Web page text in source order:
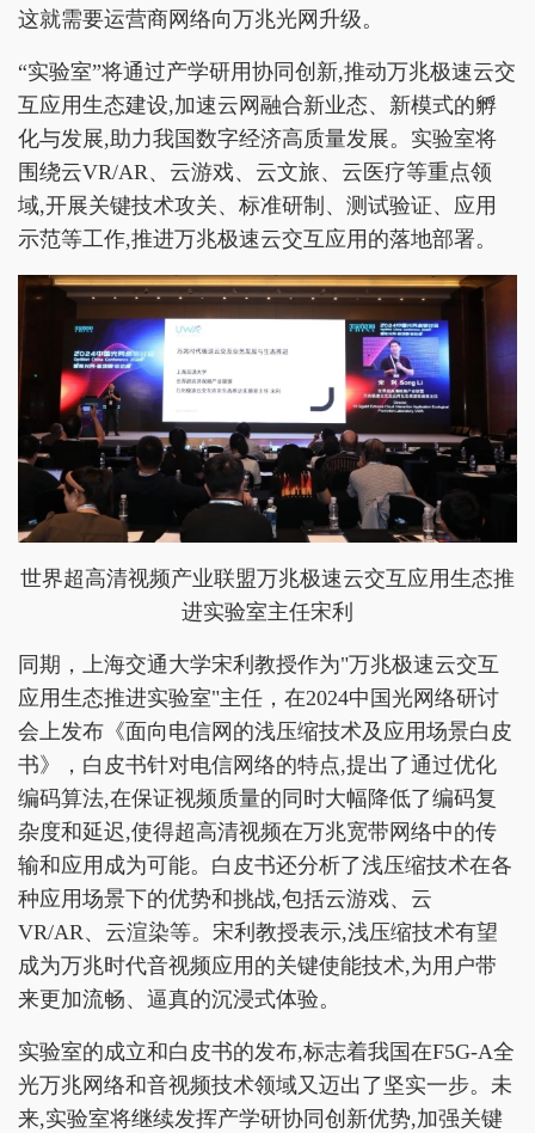
这就需要运营商网络向万兆光网升级。
“实验室”将通过产学研用协同创新,推动万兆极速云交
互应用生态建设,加速云网融合新业态、新模式的孵
化与发展,助力我国数字经济高质量发展。实验室将
围绕云VR/AR、云游戏、云文旅、云医疗等重点领
域,开展关键技术攻关、标准研制、测试验证、应用
示范等工作,推进万兆极速云交互应用的落地部署。
世界超高清视频产业联盟万兆极速云交互应用生态推
进实验室主任宋利
同期，上海交通大学宋利教授作为"万兆极速云交互
应用生态推进实验室"主任，在2024中国光网络研讨
会上发布《面向电信网的浅压缩技术及应用场景白皮
书》，白皮书针对电信网络的特点,提出了通过优化
编码算法,在保证视频质量的同时大幅降低了编码复
杂度和延迟,使得超高清视频在万兆宽带网络中的传
输和应用成为可能。白皮书还分析了浅压缩技术在各
种应用场景下的优势和挑战,包括云游戏、云
VR/AR、云渲染等。宋利教授表示,浅压缩技术有望
成为万兆时代音视频应用的关键使能技术,为用户带
来更加流畅、逼真的沉浸式体验。
实验室的成立和白皮书的发布,标志着我国在F5G-A全
光万兆网络和音视频技术领域又迈出了坚实一步。未
来,实验室将继续发挥产学研协同创新优势,加强关键